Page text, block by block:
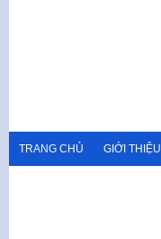
TRANG CHỦ GIỚI THIỆU